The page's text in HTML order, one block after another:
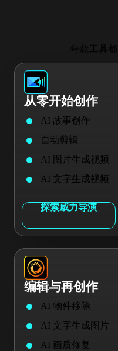
每款工具
从零开始创作
AI 故事创作
自动剪辑
AI 图片生成视频
AI 文字生成视频
探索威力导演
编辑与再创作
AI 物件移除
AI 文字生成图片
AI 画质修复